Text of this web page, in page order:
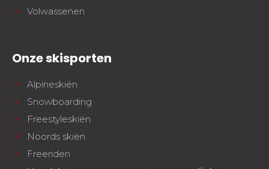
Volwassenen
Onze skisporten
Alpineskiën
Snowboarding
Freestyleskiën
Noords skiën
Freeriden